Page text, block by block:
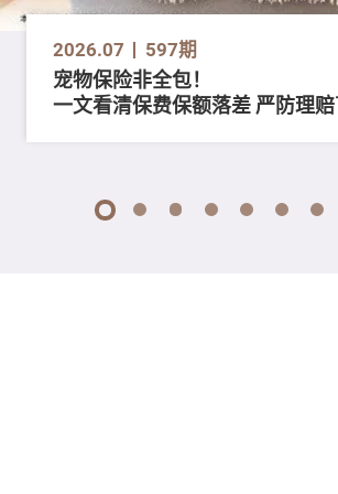
2026.07 597期
宠物保险非全包！
一文看清保费保额落差 严防理
1 2 3 4 5 6 7